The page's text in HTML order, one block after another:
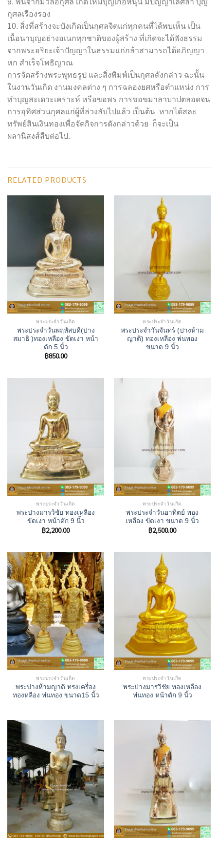
9. พ้นจากมวลอกุศล เกิดใหม่บุญเกื้อหนุน มีปัญญาเลิศล้ำ บุญ
กุศลเรืองรอง
10. สิ่งที่สร้างจะบังเกิดเป็นกุศลจิตแก่ทุกคนที่ได้พบเห็น เป็น
เนื้อนาบุญอย่างอเนกทุกชาติของผู้สร้าง ที่เกิดจะได้ฟังธรรม
จากพระอริยะเจ้าปัญญาในธรรมแก่กล้าสามารถได้อภิญญา
หก สำเร็จโพธิญาณ
การจัดสร้างพระพุทธรูป และสิ่งพิมพ์เป็นกุศลดังกล่าว ฉะนั้น
ในงานวันเกิด งานมงคลต่าง ๆ การฉลองยศหรือตำแหน่ง การ
ทำบุญสะเดาะเคราะห์ หรือขอพร การขอขมาลาบาปตลอดจน
การอุทิศส่วนกุศลแก่ผู้ที่ล่วงลับไปแล้ว เป็นต้น หากได้สละ
ทรัพย์สินเงินทองเพื่อจัดกิจการดังกล่าวด้วย ก็จะเป็น
ผลานิสงส์สืบต่อไป.
RELATED PRODUCTS
พระประจำวันเกิด
พระประจำวันพฤหัสบดี(ปาง
สมาธิ )ทองเหลือง ขัดเงา หน้า
ตัก 5 นิ้ว
฿850.00
พระประจำวันเกิด
พระประจําวันจันทร์ (ปางห้าม
ญาติ) ทองเหลือง พ่นทอง
ขนาด 9 นิ้ว
พระประจำวันเกิด
พระปางมารวิชัย ทองเหลือง
ขัดเงา หน้าตัก 9 นิ้ว
฿2,200.00
พระประจำวันเกิด
พระประจำวันอาทิตย์ ทอง
เหลือง ขัดเงา ขนาด 9 นิ้ว
฿2,500.00
พระประจำวันเกิด
พระปางห้ามญาติ ทรงเครื่อง
ทองหลือง พ่นทอง ขนาด15 นิ้ว
พระประจำวันเกิด
พระปางมารวิชัย ทองเหลือง
พ่นทอง หน้าตัก 9 นิ้ว